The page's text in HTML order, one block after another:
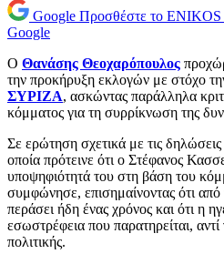
Google Προσθέστε το ENIKOS
Google
Ο Θανάσης Θεοχαρόπουλος
την προκήρυξη εκλογών με στόχο
ΣΥΡΙΖΑ, ασκώντας παράλληλα
κόμματος για τη συρρίκνωση της
Σε ερώτηση σχετικά με τις
οποία πρότεινε ότι ο Στέφανος
υποψηφιότητά του στη βάση του
συμφώνησε, επισημαίνοντας ότι
περάσει ήδη ένας χρόνος και ότι η
εσωστρέφεια που παρατηρείται,
πολιτικής.